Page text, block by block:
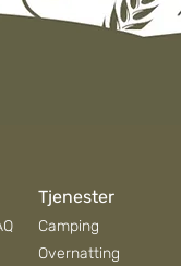
Tjenester
Camping
Overnatting